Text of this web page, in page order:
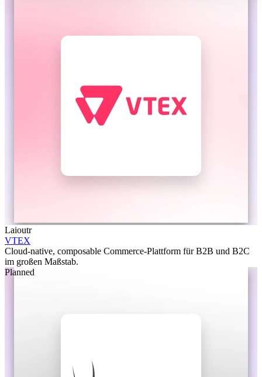
Laioutr
VTEX
Cloud-native, composable Commerce-Plattform für B2B und B2C
im großen Maßstab.
Planned